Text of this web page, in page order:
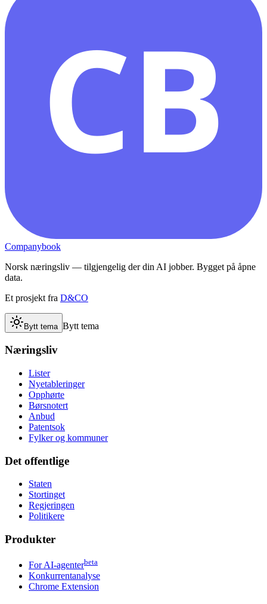
CB
Companybook
Norsk næringsliv — tilgjengelig der din AI jobber. Bygget på åpne
data.
Et prosjekt fra D&CO
Bytt tema Bytt tema
Næringsliv
Lister
Nyetableringer
Opphørte
Børsnotert
Anbud
Patentsok
Fylker og kommuner
Det offentlige
Staten
Stortinget
Regjeringen
Politikere
Produkter
For AI-agenterbeta
Konkurrentanalyse
Chrome Extension